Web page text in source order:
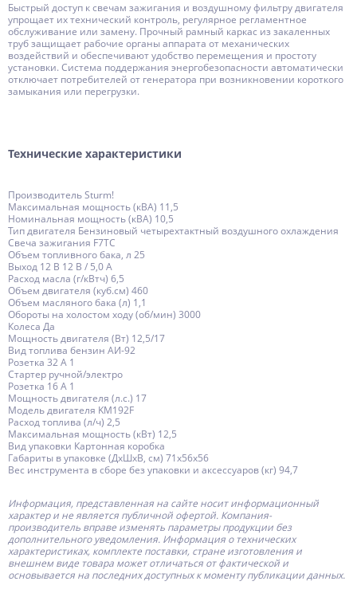
Быстрый доступ к свечам зажигания и воздушному фильтру двигателя
упрощает их технический контроль, регулярное регламентное
обслуживание или замену. Прочный рамный каркас из закаленных
труб защищает рабочие органы аппарата от механических
воздействий и обеспечивают удобство перемещения и простоту
установки. Система поддержания энергобезопасности автоматически
отключает потребителей от генератора при возникновении короткого
замыкания или перегрузки.
Технические характеристики
Производитель Sturm!
Максимальная мощность (кВА) 11,5
Номинальная мощность (кВА) 10,5
Тип двигателя Бензиновый четырехтактный воздушного охлаждения
Свеча зажигания F7TC
Объем топливного бака, л 25
Выход 12 В 12 В / 5,0 А
Расход масла (г/кВтч) 6,5
Объем двигателя (куб.см) 460
Объем масляного бака (л) 1,1
Обороты на холостом ходу (об/мин) 3000
Колеса Да
Мощность двигателя (Вт) 12,5/17
Вид топлива бензин АИ-92
Розетка 32 А 1
Стартер ручной/электро
Розетка 16 А 1
Мощность двигателя (л.с.) 17
Модель двигателя KM192F
Расход топлива (л/ч) 2,5
Максимальная мощность (кВт) 12,5
Вид упаковки Картонная коробка
Габариты в упаковке (ДхШхВ, см) 71x56x56
Вес инструмента в сборе без упаковки и аксессуаров (кг) 94,7
Информация, представленная на сайте носит информационный
характер и не является публичной офертой. Компания-
производитель вправе изменять параметры продукции без
дополнительного уведомления. Информация о технических
характеристиках, комплекте поставки, стране изготовления и
внешнем виде товара может отличаться от фактической и
основывается на последних доступных к моменту публикации данных.